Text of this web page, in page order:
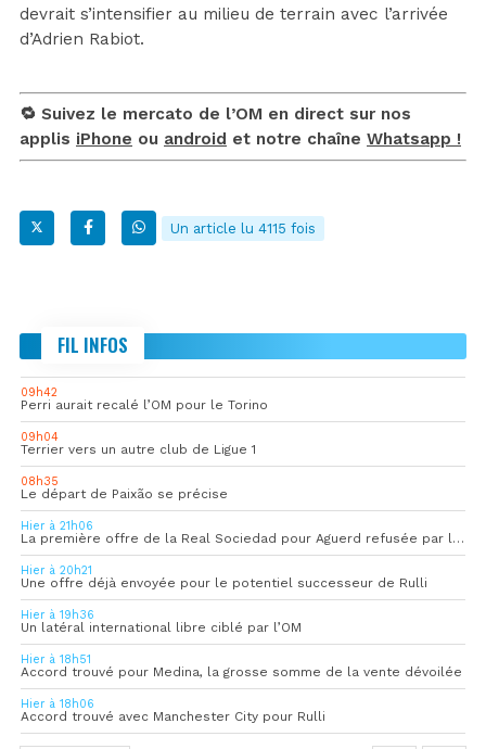
devrait s’intensifier au milieu de terrain avec l’arrivée
d’Adrien Rabiot.
🔁 Suivez le mercato de l’OM en direct sur nos
applis iPhone ou android et notre chaîne Whatsapp !
Un article lu 4115 fois
FIL INFOS
09h42
Perri aurait recalé l’OM pour le Torino
09h04
Terrier vers un autre club de Ligue 1
08h35
Le départ de Paixão se précise
Hier à 21h06
La première offre de la Real Sociedad pour Aguerd refusée par l’OM
Hier à 20h21
Une offre déjà envoyée pour le potentiel successeur de Rulli
Hier à 19h36
Un latéral international libre ciblé par l’OM
Hier à 18h51
Accord trouvé pour Medina, la grosse somme de la vente dévoilée
Hier à 18h06
Accord trouvé avec Manchester City pour Rulli